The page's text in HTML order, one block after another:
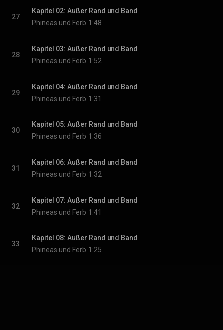
27
Kapitel 02: Außer Rand und Band
Phineas und Ferb 1:48
28
Kapitel 03: Außer Rand und Band
Phineas und Ferb 1:52
29
Kapitel 04: Außer Rand und Band
Phineas und Ferb 1:31
30
Kapitel 05: Außer Rand und Band
Phineas und Ferb 1:36
31
Kapitel 06: Außer Rand und Band
Phineas und Ferb 1:32
32
Kapitel 07: Außer Rand und Band
Phineas und Ferb 1:41
33
Kapitel 08: Außer Rand und Band
Phineas und Ferb 1:25